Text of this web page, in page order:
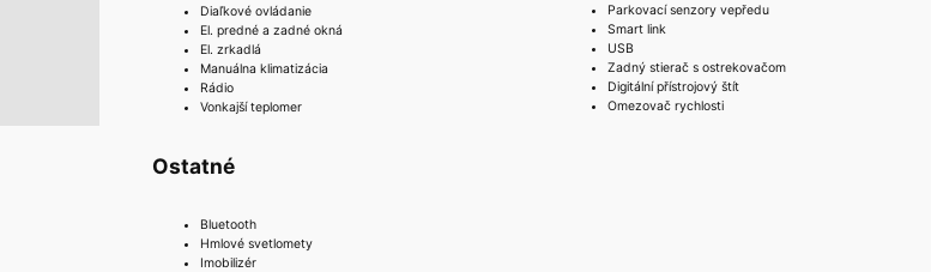
Diaľkové ovládanie
El. predné a zadné okná
El. zrkadlá
Manuálna klimatizácia
Rádio
Vonkajší teplomer
Ostatné
Bluetooth
Hmlové svetlomety
Imobilizér
Parkovací senzory vepředu
Smart link
USB
Zadný stierač s ostrekovačom
Digitální přístrojový štít
Omezovač rychlosti